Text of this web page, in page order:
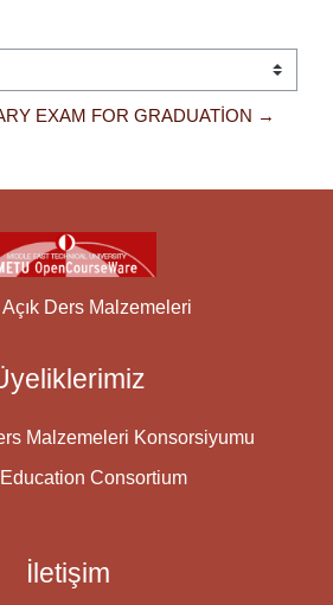
EXAM FOR GRADUATION →
Ders Malzemeleri
Malzemeleri Konsorsiyumu
Consortium
İletişim